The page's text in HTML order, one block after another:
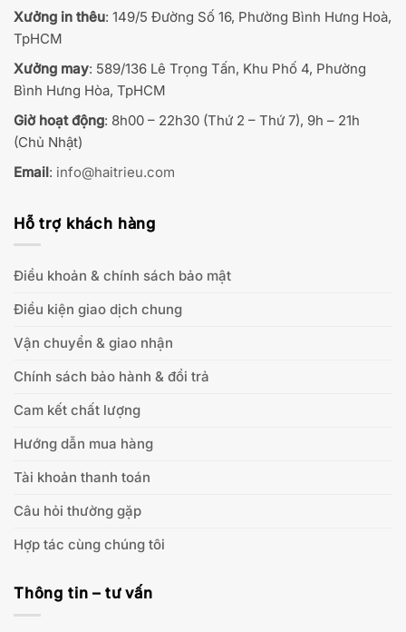
Xưởng in thêu: 149/5 Đường Số 16, Phường Bình Hưng Hoà,
TpHCM
Xưởng may: 589/136 Lê Trọng Tấn, Khu Phố 4, Phường
Bình Hưng Hòa, TpHCM
Giờ hoạt động: 8h00 – 22h30 (Thứ 2 – Thứ 7), 9h – 21h
(Chủ Nhật)
Email: info@haitrieu.com
Hỗ trợ khách hàng
Điều khoản & chính sách bảo mật
Điều kiện giao dịch chung
Vận chuyển & giao nhận
Chính sách bảo hành & đổi trả
Cam kết chất lượng
Hướng dẫn mua hàng
Tài khoản thanh toán
Câu hỏi thường gặp
Hợp tác cùng chúng tôi
Thông tin – tư vấn